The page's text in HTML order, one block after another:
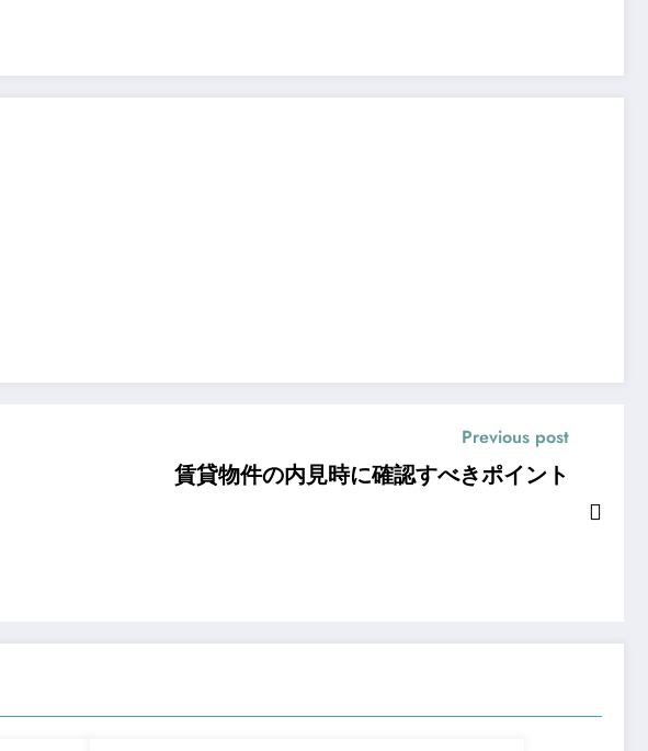
Previous post
賃貸物件の内見時に確認すべきポイント